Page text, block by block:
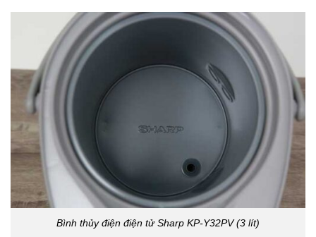
Bình thủy điện điện tử Sharp KP-Y32PV (3 lít)